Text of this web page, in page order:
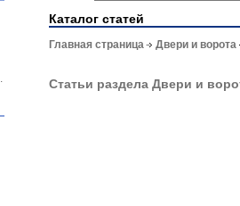
.
Каталог статей
Главная страница Двери и ворота
Статьи раздела Двери и